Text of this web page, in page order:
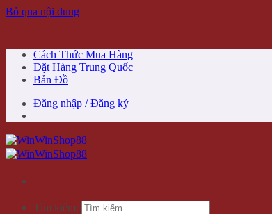
Bỏ qua nội dung
Cách Thức Mua Hàng
Đặt Hàng Trung Quốc
Bản Đồ
Đăng nhập / Đăng ký
Tìm kiếm: